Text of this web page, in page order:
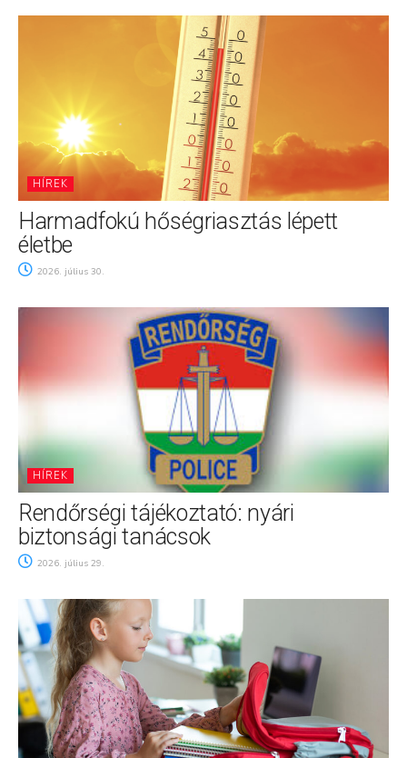
HÍREK
Harmadfokú hőségriasztás lépett
életbe
2026. július 30.
HÍREK
Rendőrségi tájékoztató: nyári
biztonsági tanácsok
2026. július 29.